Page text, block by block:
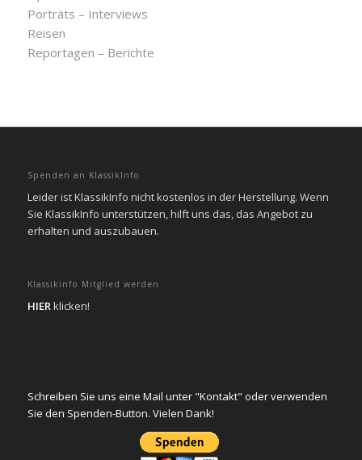
Porträts – Interviews
Reisen
Reportagen – Berichte
Spenden an KlassikInfo
Leider ist KlassikInfo nicht kostenlos in der Herstellung. Wenn
Sie KlassikInfo unterstützen, hilft uns das, das Angebot zu
erhalten und auszubauen.
Klassikinfo Mitglied werden
HIERklicken!
Schreiben Sie uns eine Mail unter "Kontakt" oder verwenden
Sie den Spenden-Button. Vielen Dank!